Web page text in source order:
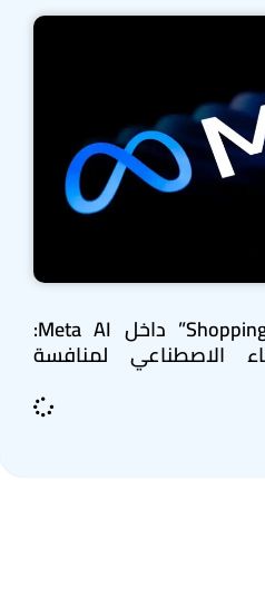
Meta تختبر “Shopping research” داخل Meta AI:
الاصطناعي لمنافسة